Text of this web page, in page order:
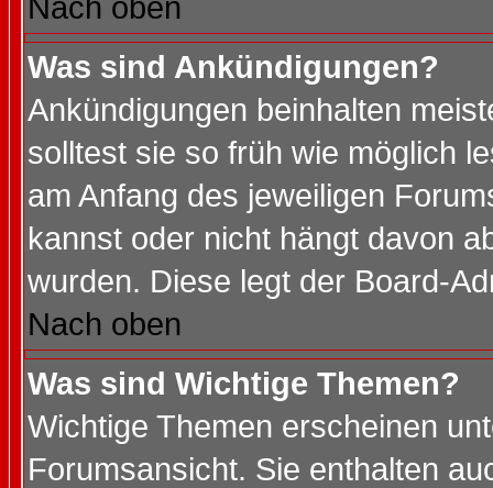
Nach oben
Was sind Ankündigungen?
Ankündigungen beinhalten
solltest sie so früh wie möglich
am Anfang des jeweiligen
kannst oder nicht hängt davon
wurden. Diese legt der Board-
Nach oben
Was sind Wichtige Themen?
Wichtige Themen erscheinen
Forumsansicht. Sie enthalten